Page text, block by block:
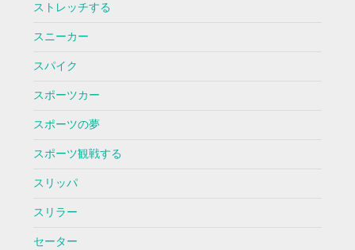
ストレッチする
スニーカー
スパイク
スポーツカー
スポーツの夢
スポーツ観戦する
スリッパ
スリラー
セーター